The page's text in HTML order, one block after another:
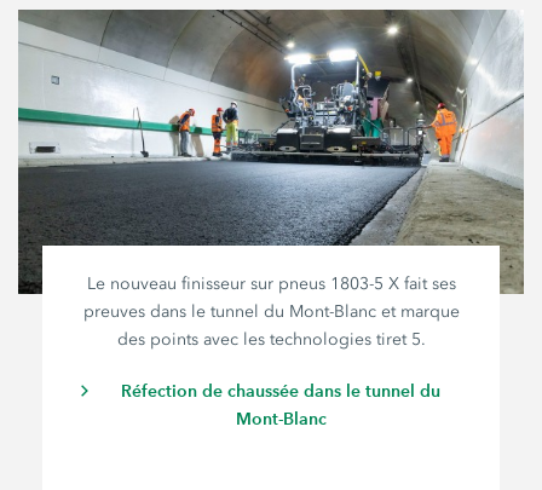
Le nouveau finisseur sur pneus 1803-5 Xfait ses
preuves dans le tunnel du Mont-Blanc et marque
des points avec les technologies tiret 5.
Réfection de chaussée dans le tunnel du
Mont-Blanc